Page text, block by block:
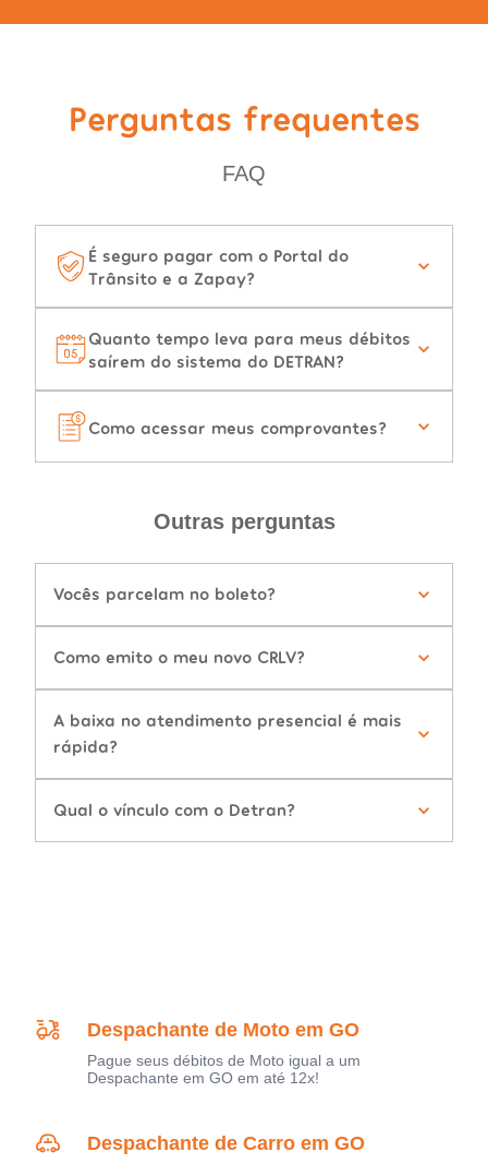
Perguntas frequentes
FAQ
É seguro pagar com o Portal do
Trânsito e a Zapay?
Quanto tempo leva para meus débitos
saírem do sistema do DETRAN?
Como acessar meus comprovantes?
Outras perguntas
Vocês parcelam no boleto?
Como emito o meu novo CRLV?
A baixa no atendimento presencial é mais
rápida?
Qual o vínculo com o Detran?
Despachante de Moto em GO
Pague seus débitos de Moto igual a um
Despachante em GO em até 12x!
Despachante de Carro em GO